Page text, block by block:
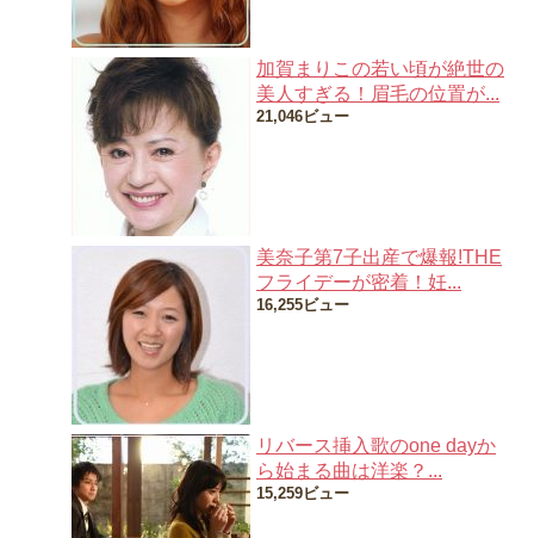
加賀まりこの若い頃が絶世の
美人すぎる！眉毛の位置が...
21,046ビュー
美奈子第7子出産で爆報!THE
フライデーが密着！妊...
16,255ビュー
リバース挿入歌のone dayか
ら始まる曲は洋楽？...
15,259ビュー